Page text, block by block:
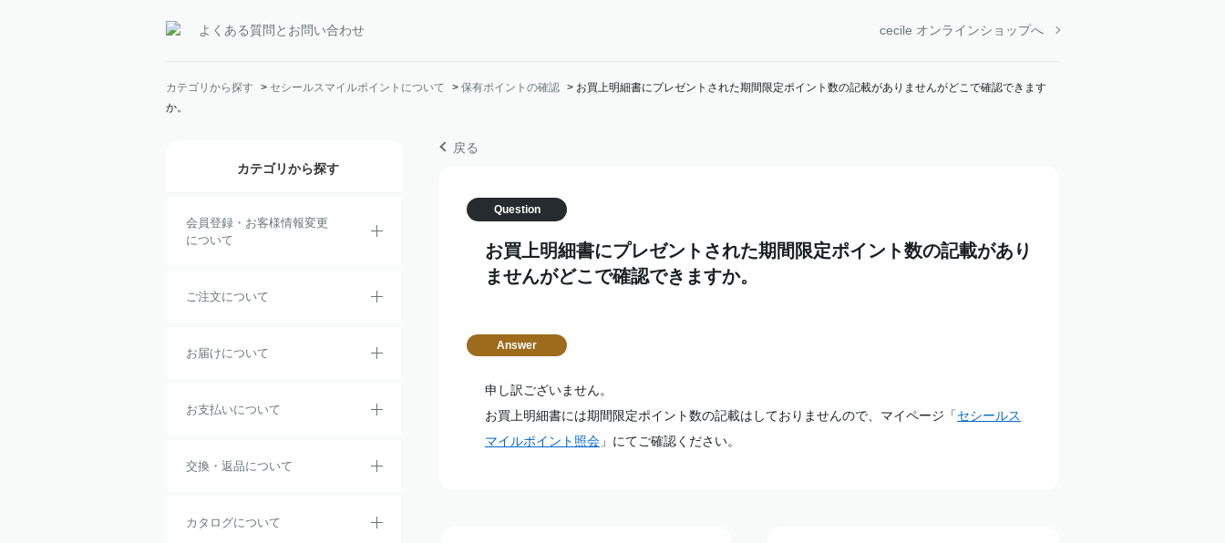
よくある質問とお問い合わせ cecile オンラインショップへ
カテゴリから探す > セシールスマイルポイントについて > 保有ポイントの確認 > お買上明細書にプレゼントされた期間限定ポイント数の記載がありませんがどこで確認できます
か。
カテゴリから探す
会員登録・お客様情報変更
について
ご注文について
お届けについて
お支払いについて
交換・返品について
カタログについて
戻る
お買上明細書にプレゼントされた期間限定ポイント数の記載があり
ませんがどこで確認できますか。
申し訳ございません。
お買上明細書には期間限定ポイント数の記載はしておりませんので、マイページ「セシールス
マイルポイント照会 」にてご確認ください。